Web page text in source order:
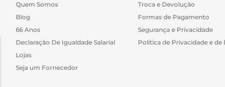
Quem Somos
Blog
66 Anos
Declaração De Igualdade Salarial
Lojas
Seja um Fornecedor
Troca e Devolução
Formas de Pagamento
Segurança e Privacidade
Politica de Privacidade e de